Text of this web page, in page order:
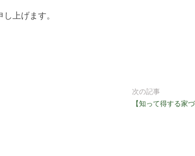
上げます。
次の記事
【知って得する家